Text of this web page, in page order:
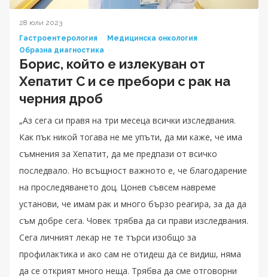
28 юли 2023
Гастроентерология
Медицинска онкология
Образна диагностика
Борис, който е излекуван от
Хепатит C и се пребори с рак на
черния дроб
„Аз сега си правя на три месеца всички изследвания.
Как пък никой тогава не ме упъти, да ми каже, че има
съмнения за Хепатит, да ме предпази от всичко
последвало. Но всъщност важното е, че благодарение
на проследяването доц. Цонев съвсем навреме
установи, че имам рак и много бързо реагира, за да да
съм добре сега. Човек трябва да си прави изследвания.
Сега личният лекар не те търси изобщо за
профилактика и ако сам не отидеш да се видиш, няма
да се открият много неща. Трябва да сме отговорни